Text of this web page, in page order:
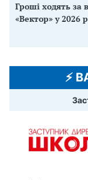
Гроші ходять
«Вектор» у 2026
⚡️